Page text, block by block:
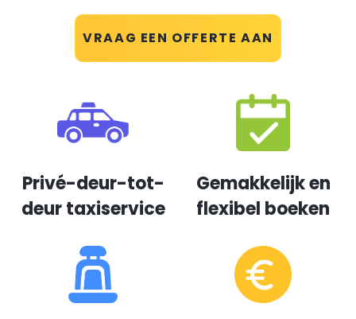
VRAAG EEN OFFERTE AAN
Privé-deur-tot-
deur taxiservice
Gemakkelijk en
flexibel boeken